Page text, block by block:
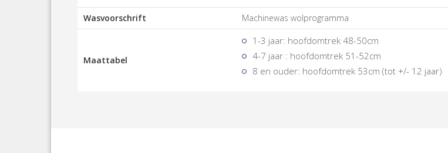
Wasvoorschrift Machinewas wolprogramma
Maattabel
1-3 jaar: hoofdomtrek 48-50cm
4-7 jaar : hoofdomtrek 51-52cm
8 en ouder: hoofdomtrek 53cm (tot +/- 12 jaar)